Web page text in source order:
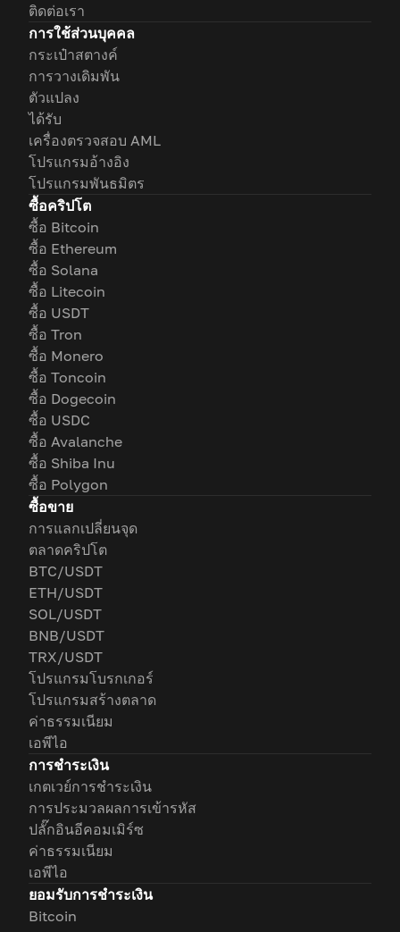
ติดต่อเรา
การใช้ส่วนบุคคล
กระเป๋าสตางค์
การวางเดิมพัน
ตัวแปลง
ได้รับ
เครื่องตรวจสอบ AML
โปรแกรมอ้างอิง
โปรแกรมพันธมิตร
ซื้อคริปโต
ซื้อ Bitcoin
ซื้อ Ethereum
ซื้อ Solana
ซื้อ Litecoin
ซื้อ USDT
ซื้อ Tron
ซื้อ Monero
ซื้อ Toncoin
ซื้อ Dogecoin
ซื้อ USDC
ซื้อ Avalanche
ซื้อ Shiba Inu
ซื้อ Polygon
ซื้อขาย
การแลกเปลี่ยนจุด
ตลาดคริปโต
BTC/USDT
ETH/USDT
SOL/USDT
BNB/USDT
TRX/USDT
โปรแกรมโบรกเกอร์
โปรแกรมสร้างตลาด
ค่าธรรมเนียม
เอพีไอ
การชำระเงิน
เกตเวย์การชำระเงิน
การประมวลผลการเข้ารหัส
ปลั๊กอินอีคอมเมิร์ซ
ค่าธรรมเนียม
เอพีไอ
ยอมรับการชำระเงิน
Bitcoin